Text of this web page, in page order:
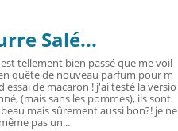
Salé...
tellement bien passé que me voil
quête de nouveau parfum pour m
essai de macaron ! j'ai testé la versio
(mais sans les pommes), ils sont
mais sûrement aussi bon?! je ne
pas un...